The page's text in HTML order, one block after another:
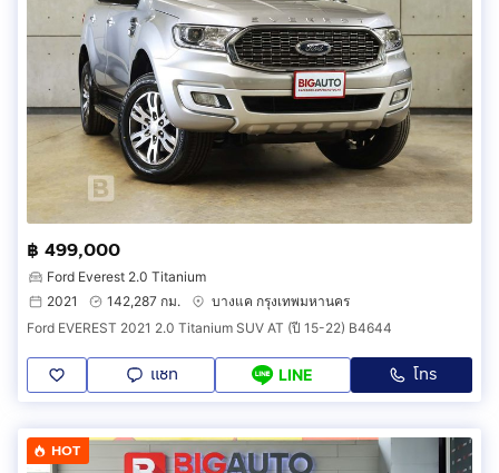
฿ 499,000
Ford Everest 2.0 Titanium
2021
142,287 กม.
บางแค กรุงเทพมหานคร
Ford EVEREST 2021 2.0 Titanium SUV AT (ปี 15-22) B4644
แชท LINE โทร
HOT